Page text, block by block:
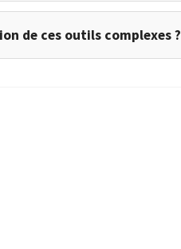
de ces outils complexes ?